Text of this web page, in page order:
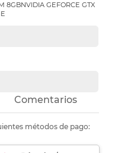
8GBNVIDIA GEFORCE GTX
Comentarios
métodos de pago: